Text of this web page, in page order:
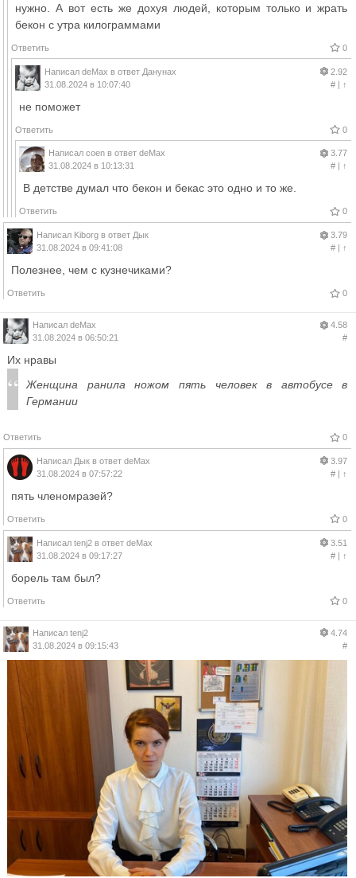
нужно. А вот есть же дохуя людей, которым только и жрать
бекон с утра килограммами
Ответить 0
Написал deMax в ответ Данунах
31.08.2024 в 10:07:40
2.92
#| ↑
не поможет
Ответить 0
Написал coen в ответ deMax
31.08.2024 в 10:13:31
3.77
#| ↑
В детстве думал что бекон и бекас это одно и то же.
Ответить 0
Написал Kiborg в ответ Дык
31.08.2024 в 09:41:08
3.79
#| ↑
Полезнее, чем с кузнечиками?
Ответить 0
Написал deMax
31.08.2024 в 06:50:21
4.58
#
Их нравы
Женщина ранила ножом пять человек в автобусе в
Германии
Ответить 0
Написал Дык в ответ deMax
31.08.2024 в 07:57:22
3.97
#| ↑
пять членомразей?
Ответить 0
Написал tenj2 в ответ deMax
31.08.2024 в 09:17:27
3.51
#| ↑
борель там был?
Ответить 0
Написал tenj2
31.08.2024 в 09:15:43
4.74
#